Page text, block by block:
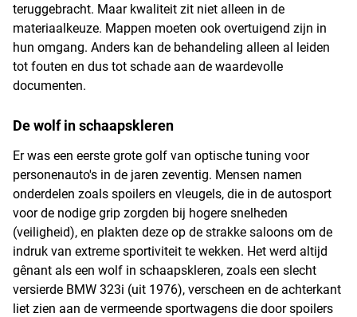
teruggebracht. Maar kwaliteit zit niet alleen in de
materiaalkeuze. Mappen moeten ook overtuigend zijn in
hun omgang. Anders kan de behandeling alleen al leiden
tot fouten en dus tot schade aan de waardevolle
documenten.
De wolf in schaapskleren
Er was een eerste grote golf van optische tuning voor
personenauto's in de jaren zeventig. Mensen namen
onderdelen zoals spoilers en vleugels, die in de autosport
voor de nodige grip zorgden bij hogere snelheden
(veiligheid), en plakten deze op de strakke saloons om de
indruk van extreme sportiviteit te wekken. Het werd altijd
gênant als een wolf in schaapskleren, zoals een slecht
versierde BMW 323i (uit 1976), verscheen en de achterkant
liet zien aan de vermeende sportwagens die door spoilers